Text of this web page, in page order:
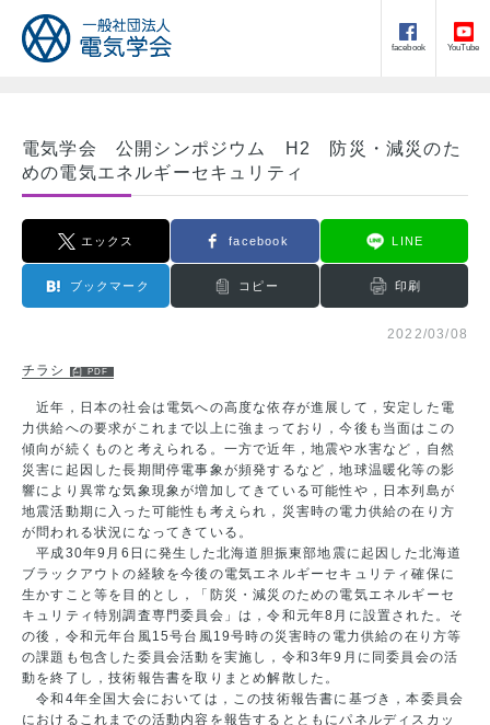
facebook YouTube
電気学会 公開シンポジウム H2 防災・減災のた
めの電気エネルギーセキュリティ
エックス facebook LINE
ブックマーク コピー 印刷
2022/03/08
チラシ
近年，日本の社会は電気への高度な依存が進展して，安定した電
力供給への要求がこれまで以上に強まっており，今後も当面はこの
傾向が続くものと考えられる。一方で近年，地震や水害など，自然
災害に起因した長期間停電事象が頻発するなど，地球温暖化等の影
響により異常な気象現象が増加してきている可能性や，日本列島が
地震活動期に入った可能性も考えられ，災害時の電力供給の在り方
が問われる状況になってきている。
平成30年9月6日に発生した北海道胆振東部地震に起因した北海道
ブラックアウトの経験を今後の電気エネルギーセキュリティ確保に
生かすこと等を目的とし，「防災・減災のための電気エネルギーセ
キュリティ特別調査専門委員会」は，令和元年8月に設置された。そ
の後，令和元年台風15号台風19号時の災害時の電力供給の在り方等
の課題も包含した委員会活動を実施し，令和3年9月に同委員会の活
動を終了し，技術報告書を取りまとめ解散した。
令和4年全国大会においては，この技術報告書に基づき，本委員会
におけるこれまでの活動内容を報告するとともにパネルディスカッ